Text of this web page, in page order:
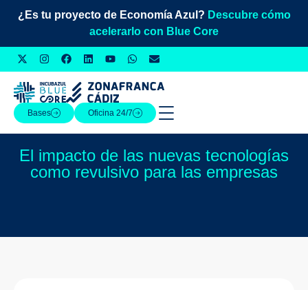
¿Es tu proyecto de Economía Azul? Descubre cómo
acelerarlo con Blue Core
Bases Oficina 24/7
El impacto de las nuevas tecnologías
como revulsivo para las empresas